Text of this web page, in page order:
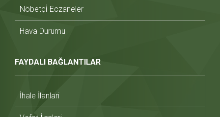
Nöbetçi̇ Eczaneler
Hava Durumu
FAYDALI BAĞLANTILAR
İhale İlanlari